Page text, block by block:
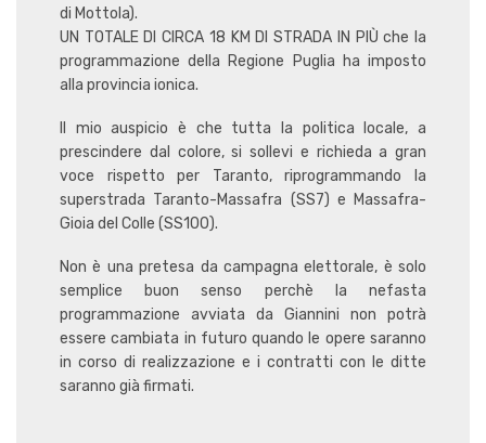
di Mottola).
UN TOTALE DI CIRCA 18 KM DI STRADA IN PIÙ che la
programmazione della Regione Puglia ha imposto
alla provincia ionica.
Il mio auspicio è che tutta la politica locale, a
prescindere dal colore, si sollevi e richieda a gran
voce rispetto per Taranto, riprogrammando la
superstrada Taranto-Massafra (SS7) e Massafra-
Gioia del Colle (SS100).
Non è una pretesa da campagna elettorale, è solo
semplice buon senso perchè la nefasta
programmazione avviata da Giannini non potrà
essere cambiata in futuro quando le opere saranno
in corso di realizzazione e i contratti con le ditte
saranno già firmati.